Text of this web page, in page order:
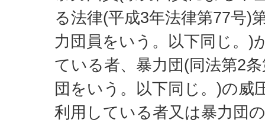
る法律(平成3年法律第77号)
力団員をいう。以下同じ。)
ている者、暴力団(同法第2
団をいう。以下同じ。)の威
利用している者又は暴力団